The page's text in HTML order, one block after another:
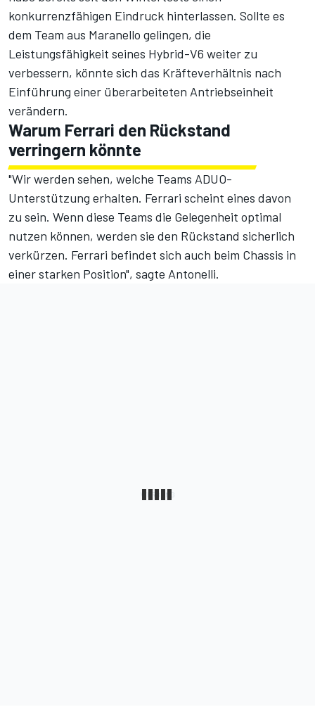
konkurrenzfähigen Eindruck hinterlassen. Sollte es
dem Team aus Maranello gelingen, die
Leistungsfähigkeit seines Hybrid-V6 weiter zu
verbessern, könnte sich das Kräfteverhältnis nach
Einführung einer überarbeiteten Antriebseinheit
verändern.
Warum Ferrari den Rückstand
verringern könnte
"Wir werden sehen, welche Teams ADUO-
Unterstützung erhalten. Ferrari scheint eines davon
zu sein. Wenn diese Teams die Gelegenheit optimal
nutzen können, werden sie den Rückstand sicherlich
verkürzen. Ferrari befindet sich auch beim Chassis in
einer starken Position", sagte Antonelli.